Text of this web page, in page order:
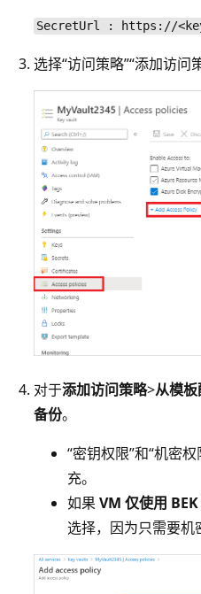
SecretUrl : https://
选择“访问策略”“添加访问
对于添加访问策略>从模板
备份。
“密钥权限”和“机密
充。
如果 VM 仅使用 BEK
选择，因为只需要机